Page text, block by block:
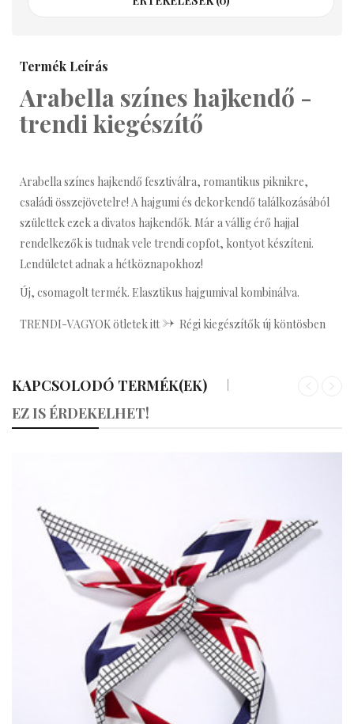
Termék Leírás
Arabella színes hajkendő -
trendi kiegészítő
Arabella színes hajkendő fesztiválra, romantikus piknikre,
családi összejövetelre! A hajgumi és dekorkendő találkozásából
születtek ezek a divatos hajkendők. Már a vállig érő hajjal
rendelkezők is tudnak vele trendi copfot, kontyot készíteni.
Lendületet adnak a hétköznapokhoz!
Új, csomagolt termék. Elasztikus hajgumival kombinálva.
TRENDI-VAGYOK ötletek itt-> Régi kiegészítők új köntösben
KAPCSOLODÓ TERMÉK(EK)
EZ IS ÉRDEKELHET!